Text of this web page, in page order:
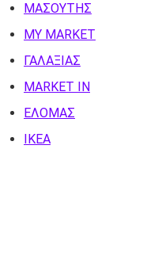
ΜΑΣΟΥΤΗΣ
MY MARKET
ΓΑΛΑΞΙΑΣ
MARKET IN
ΕΛΟΜΑΣ
ΙΚΕΑ